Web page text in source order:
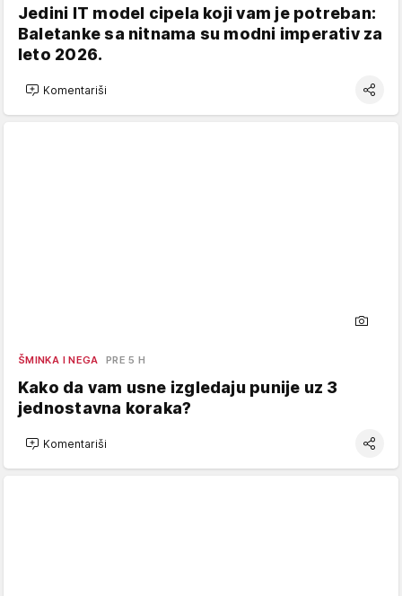
Jedini IT model cipela koji vam je potreban:
Baletanke sa nitnama su modni imperativ za
leto 2026.
Komentariši
ŠMINKA I NEGA PRE 5 H
Kako da vam usne izgledaju punije uz 3
jednostavna koraka?
Komentariši